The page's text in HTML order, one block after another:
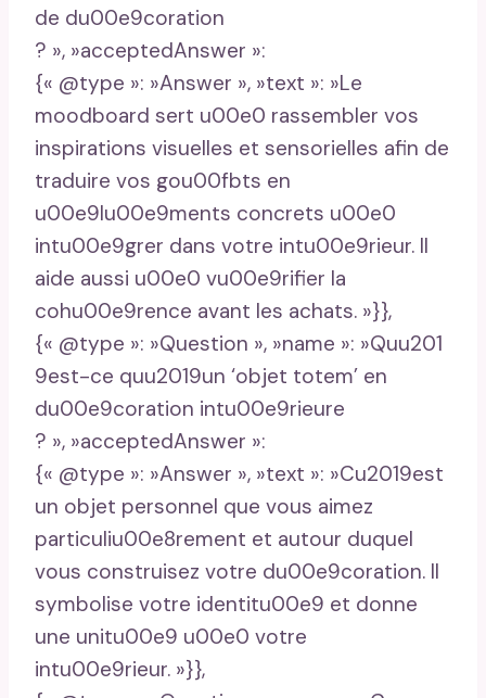
de du00e9coration
? », »acceptedAnswer »:
{« @type »: »Answer », »text »: »Le
moodboard sert u00e0 rassembler vos
inspirations visuelles et sensorielles afin de
traduire vos gou00fbts en
u00e9lu00e9ments concrets u00e0
intu00e9grer dans votre intu00e9rieur. Il
aide aussi u00e0 vu00e9rifier la
cohu00e9rence avant les achats. »}},
{« @type »: »Question », »name »: »Quu201
9est-ce quu2019un ‘objet totem’ en
du00e9coration intu00e9rieure
? », »acceptedAnswer »:
{« @type »: »Answer », »text »: »Cu2019est
un objet personnel que vous aimez
particuliu00e8rement et autour duquel
vous construisez votre du00e9coration. Il
symbolise votre identitu00e9 et donne
une unitu00e9 u00e0 votre
intu00e9rieur. »}},